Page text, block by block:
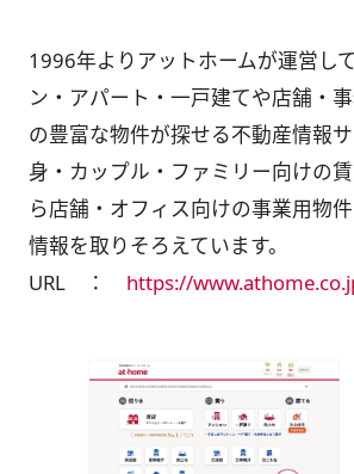
1996年よりアットホームが運営し
ン・アパート・一戸建てや店舗・
の豊富な物件が探せる不動産情報
身・カップル・ファミリー向けの
ら店舗・オフィス向けの事業用物
情報を取りそろえています。
URL ： https://